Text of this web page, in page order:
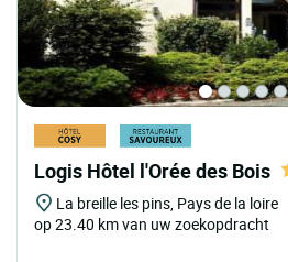
Logis Hôtel l'Orée des Bois
La breille les pins, Pays de la loire
op 23.40 km van uw zoekopdracht